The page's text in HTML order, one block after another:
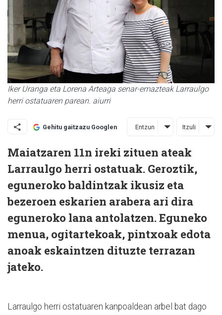
Iker Uranga eta Lorena Arteaga senar-emazteak Larraulgo
herri ostatuaren parean. aiurri
Gehitu gaitzazu Googlen Entzun Itzuli
Maiatzaren 11n ireki zituen ateak
Larraulgo herri ostatuak. Geroztik,
eguneroko baldintzak ikusiz eta
bezeroen eskarien arabera ari dira
eguneroko lana antolatzen. Eguneko
menua, ogitartekoak, pintxoak edota
anoak eskaintzen dituzte terrazan
jateko.
Larraulgo herri ostatuaren kanpoaldean arbel bat dago